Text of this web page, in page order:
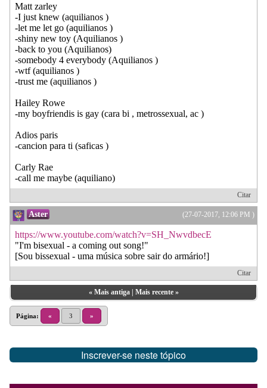
Matt zarley
-I just knew (aquilianos )
-let me let go (aquilianos )
-shiny new toy (Aquilianos )
-back to you (Aquilianos)
-somebody 4 everybody (Aquilianos )
-wtf (aquilianos )
-trust me (aquilianos )
Hailey Rowe
-my boyfriendis is gay (cara bi , metrossexual, ac )
Adios paris
-cancion para ti (saficas )
Carly Rae
-call me maybe (aquiliano)
Citar
(27-07-2017, 12:06 PM )
Aster
https://www.youtube.com/watch?v=SH_NwvdbecE
"I'm bisexual - a coming out song!"
[Sou bissexual - uma música sobre sair do armário!]
Citar
« Mais antiga| Mais recente»
Página: « 3 »
Inscrever-se neste tópico